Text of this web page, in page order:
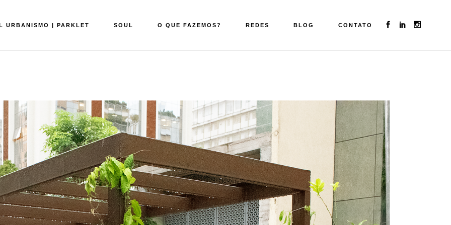
URBANISMO | PARKLET SOUL O QUE FAZEMOS? REDES BLOG CONTATO